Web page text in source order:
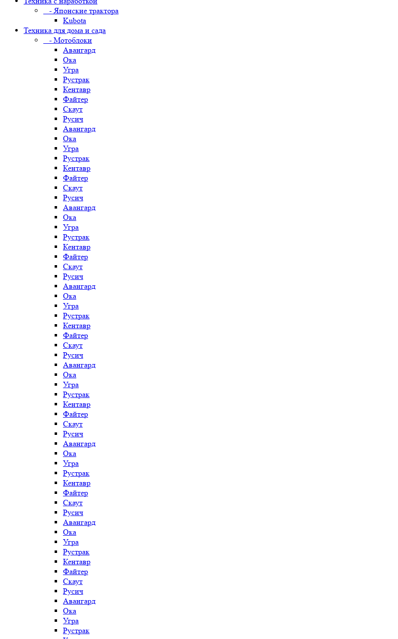
- Японские трактора
Kubota
Техника для дома и сада
- Мотоблоки
Авангард
Ока
Угра
Рустрак
Кентавр
Файтер
Скаут
Русич
Авангард
Ока
Угра
Рустрак
Кентавр
Файтер
Скаут
Русич
Авангард
Ока
Угра
Рустрак
Кентавр
Файтер
Скаут
Русич
Авангард
Ока
Угра
Рустрак
Кентавр
Файтер
Скаут
Русич
Авангард
Ока
Угра
Рустрак
Кентавр
Файтер
Скаут
Русич
Авангард
Ока
Угра
Рустрак
Кентавр
Файтер
Скаут
Русич
Авангард
Ока
Угра
Рустрак
Кентавр
Файтер
Скаут
Русич
Авангард
Ока
Угра
Рустрак